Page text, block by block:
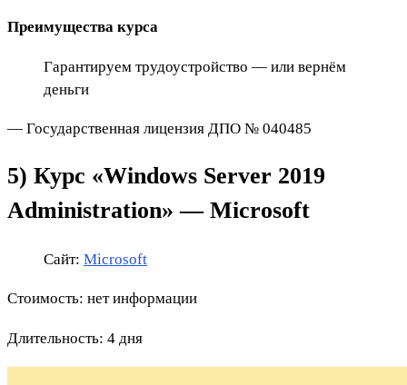
Преимущества курса
Гарантируем трудоустройство — или вернём
деньги
— Государственная лицензия ДПО № 040485
5) Курс «Windows Server 2019
Administration» — Microsoft
Сайт: Microsoft
Стоимость: нет информации
Длительность: 4 дня